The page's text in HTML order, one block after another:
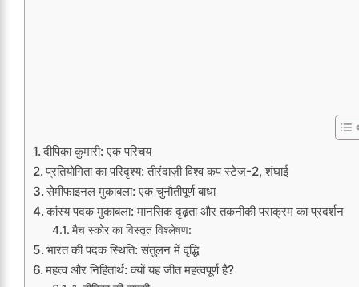
दीपिका कुमारी: एक परिचय
प्रतियोगिता का परिदृश्य: तीरंदाज़ी विश्व कप स्टेज-2, शंघाई
सेमीफाइनल मुकाबला: एक चुनौतीपूर्ण बाधा
कांस्य पदक मुकाबला: मानसिक दृढ़ता और तकनीकी पराक्रम का प्रदर्शन
मैच स्कोर का विस्तृत विश्लेषण:
भारत की पदक स्थिति: संतुलन में वृद्धि
महत्व और निहितार्थ: क्यों यह जीत महत्वपूर्ण है?